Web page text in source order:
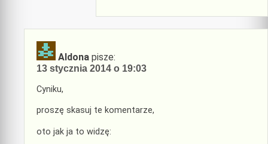
Aldona pisze:
13 stycznia 2014 o 19:03
Cyniku,
proszę skasuj te komentarze,
oto jak ja to widzę: